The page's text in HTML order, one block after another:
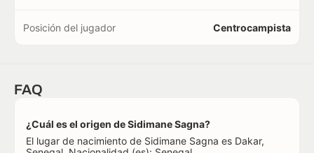
Posición del jugador Centrocampista
FAQ
¿Cuál es el origen de Sidimane Sagna?
El lugar de nacimiento de Sidimane Sagna es Dakar,